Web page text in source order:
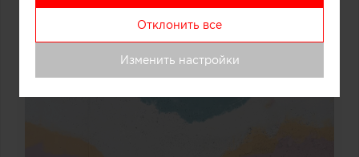
Отклонить все
Изменить настройки